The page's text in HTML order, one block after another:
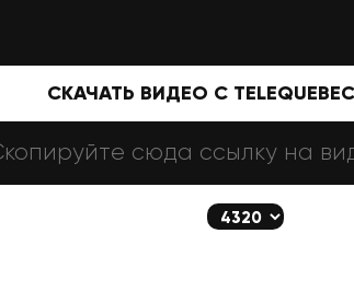
СКАЧАТЬ ВИДЕО С